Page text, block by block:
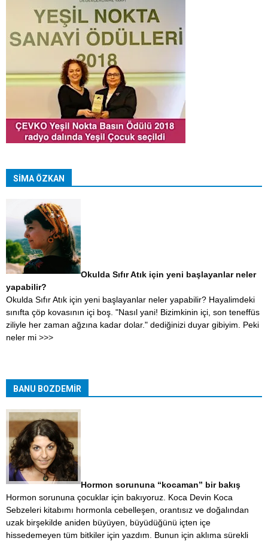
SİMA ÖZKAN
Okulda Sıfır Atık için yeni başlayanlar neler
yapabilir?
Okulda Sıfır Atık için yeni başlayanlar neler yapabilir? Hayalimdeki
sınıfta çöp kovasının içi boş. "Nasıl yani! Bizimkinin içi, son teneffüs
ziliyle her zaman ağzına kadar dolar." dediğinizi duyar gibiyim. Peki
neler mi >>>
BANU BOZDEMİR
Hormon sorununa “kocaman” bir bakış
Hormon sorununa çocuklar için bakıyoruz. Koca Devin Koca
Sebzeleri kitabımı hormonla cebelleşen, orantısız ve doğalından
uzak birşekilde aniden büyüyen, büyüdüğünü içten içe
hissedemeyen tüm bitkiler için yazdım. Bunun için aklıma sürekli